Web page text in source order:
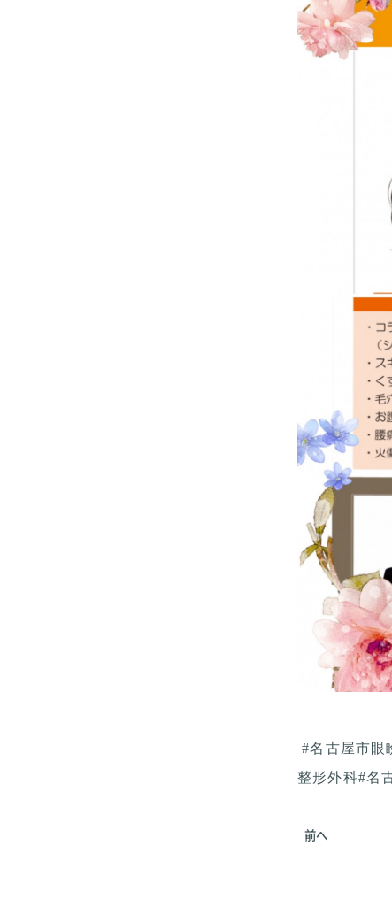
#名古屋市眼
整形外科#名
前へ